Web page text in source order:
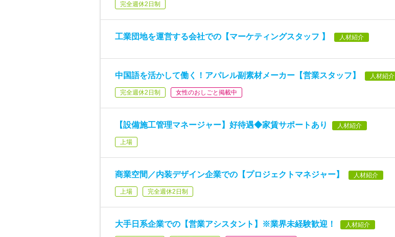
完全週休2日制
工業団地を運営する会社での【マーケティングスタッフ 】 人材紹介
中国語を活かして働く！アパレル副素材メーカー【営業スタッフ】 人材紹介
完全週休2日制 女性のおしごと掲載中
【設備施工管理マネージャー】好待遇◆家賃サポートあり 人材紹介
上場
商業空間／内装デザイン企業での【プロジェクトマネジャー】 人材紹介
上場 完全週休2日制
大手日系企業での【営業アシスタント】※業界未経験歓迎！ 人材紹介